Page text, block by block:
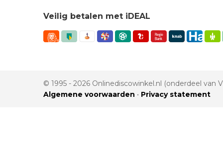
Veilig betalen met iDEAL
© 1995 - 2026 Onlinediscowinkel.nl (onderdeel van
Algemene voorwaarden • Privacy statement